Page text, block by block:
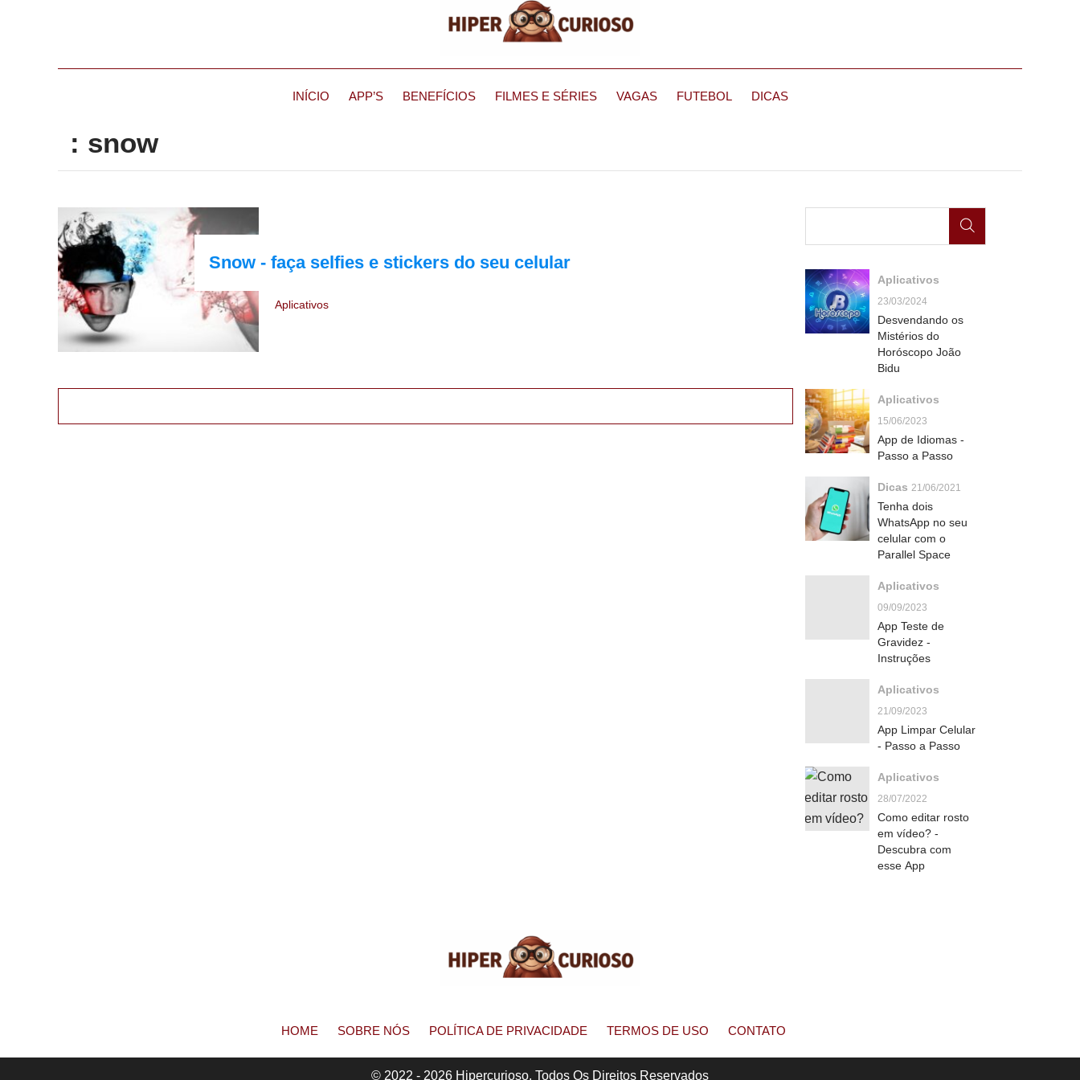
INÍCIO APP’S BENEFÍCIOS FILMES E SÉRIES VAGAS FUTEBOL DICAS
: snow
Snow - faça selfies e stickers do seu celular
Aplicativos
Aplicativos
23/03/2024
Desvendando os
Mistérios do
Horóscopo João
Bidu
Aplicativos
15/06/2023
App de Idiomas -
Passo a Passo
Dicas 21/06/2021
Tenha dois
WhatsApp no seu
celular com o
Parallel Space
Aplicativos
09/09/2023
App Teste de
Gravidez -
Instruções
Aplicativos
21/09/2023
App Limpar Celular
- Passo a Passo
Aplicativos
28/07/2022
Como editar rosto
em vídeo? -
Descubra com
esse App
HOME SOBRE NÓS POLÍTICA DE PRIVACIDADE TERMOS DE USO CONTATO
© 2022 - 2026 Hipercurioso. Todos Os Direitos Reservados